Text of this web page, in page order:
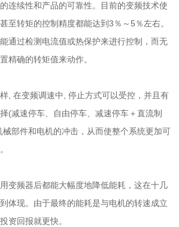
连续性和产品的可靠性。目前的变频技术使
至转矩的控制精度都能达到3％～5％左右。
通过检测电流值或热保护来进行控制，而无
精确的转矩值来动作。
在变频调速中, 停止方式可以受控，并且有
(减速停车、自由停车、减速停车＋直流制
部件和电机的冲击，从而使整个系统更加可
频器后都能大幅度地降低能耗，这在十几
体现。由于最终的能耗是与电机的转速成立
资回报就更快。